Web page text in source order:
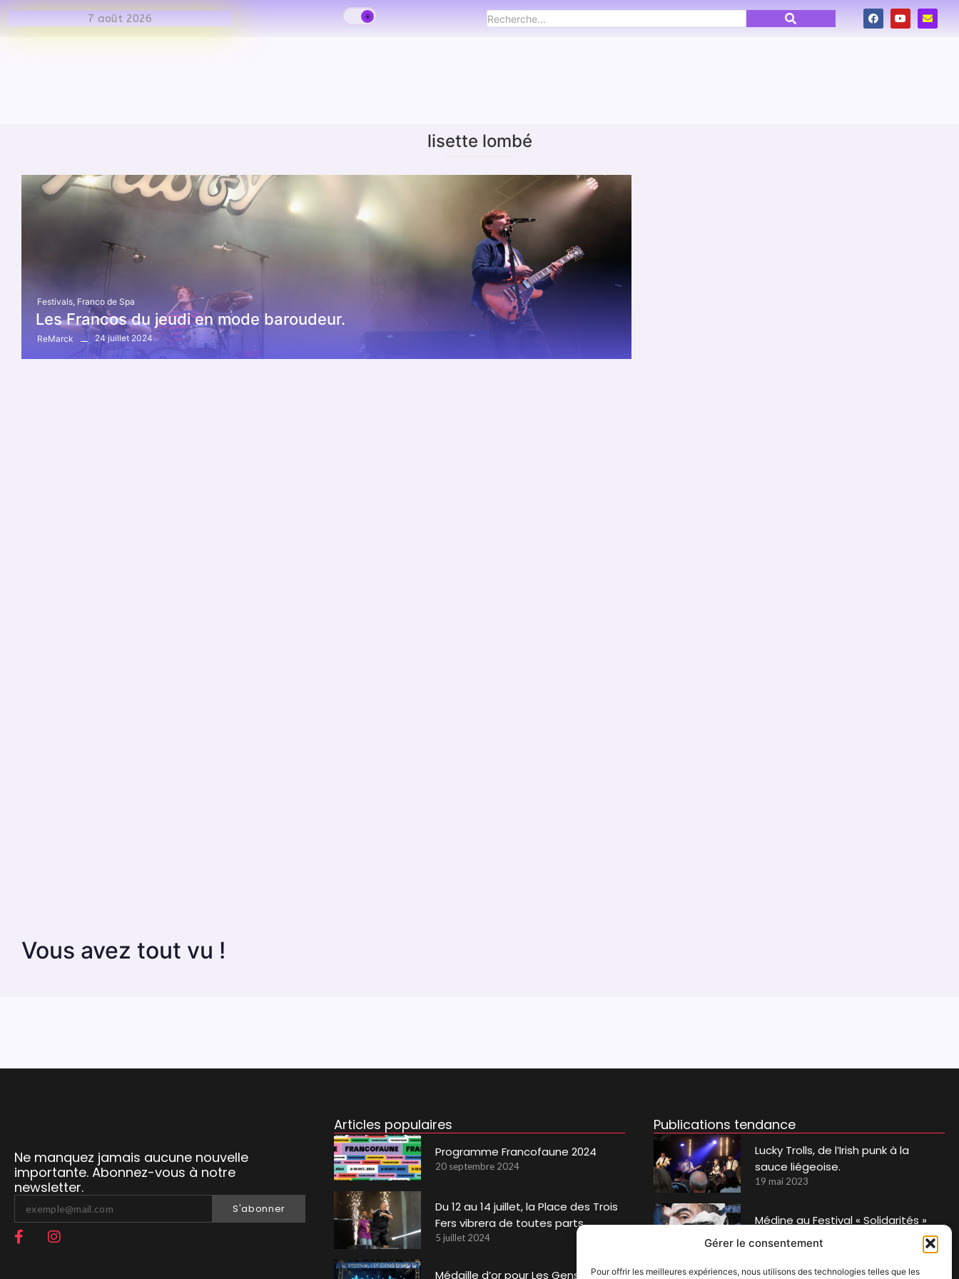
Gérer le consentement
Pour offrir les meilleures expériences, nous utilisons des technologies telles que les
7 août 2026
lisette lombé
Festivals, Franco de Spa
Les Francos du jeudi en mode baroudeur.
ReMarck 24 juillet 2024
Vous avez tout vu !
Ne manquez jamais aucune nouvelle
importante. Abonnez-vous à notre
newsletter.
S'abonner
Articles populaires
Programme Francofaune 2024
20 septembre 2024
Du 12 au 14 juillet, la Place des Trois
Fers vibrera de toutes parts.
5 juillet 2024
Médaille d’or pour Les Gens d’Ere
Publications tendance
Lucky Trolls, de l’Irish punk à la
sauce liégeoise.
19 mai 2023
Médine au Festival « Solidarités »